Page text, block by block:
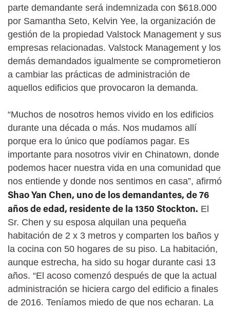
parte demandante será indemnizada con $618.000
por Samantha Seto, Kelvin Yee, la organización de
gestión de la propiedad Valstock Management y sus
empresas relacionadas. Valstock Management y los
demás demandados igualmente se comprometieron
a cambiar las prácticas de administración de
aquellos edificios que provocaron la demanda.
“Muchos de nosotros hemos vivido en los edificios
durante una década o más. Nos mudamos allí
porque era lo único que podíamos pagar. Es
importante para nosotros vivir en Chinatown, donde
podemos hacer nuestra vida en una comunidad que
nos entiende y donde nos sentimos en casa”, afirmó
Shao Yan Chen, uno de los demandantes, de 76
años de edad, residente de la 1350 Stockton. El
Sr. Chen y su esposa alquilan una pequeña
habitación de 2 x 3 metros y comparten los baños y
la cocina con 50 hogares de su piso. La habitación,
aunque estrecha, ha sido su hogar durante casi 13
años. “El acoso comenzó después de que la actual
administración se hiciera cargo del edificio a finales
de 2016. Teníamos miedo de que nos echaran. La